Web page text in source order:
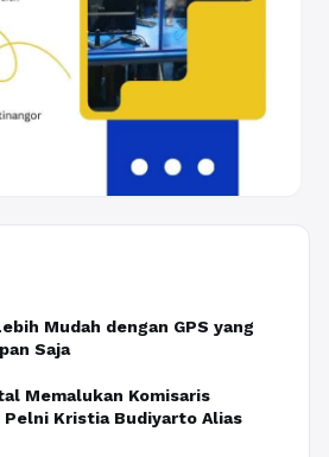
Mudah dengan GPS yang
Saja
Memalukan Komisaris
Pelni Kristia Budiyarto Alias